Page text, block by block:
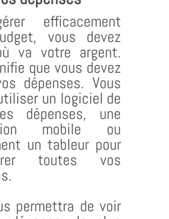
efficacement
vous devez
va votre argent.
que vous devez
dépenses. Vous
un logiciel de
dépenses, une
mobile ou
un tableur pour
toutes vos
permettra de voir